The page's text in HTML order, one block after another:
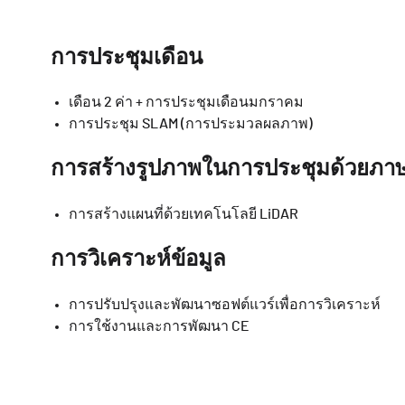
การประชุมเดือน
เดือน 2 ค่า + การประชุมเดือนมกราคม
การประชุม SLAM (การประมวลผลภาพ)
การสร้างรูปภาพในการประชุมด้วยภา
การสร้างแผนที่ด้วยเทคโนโลยี LiDAR
การวิเคราะห์ข้อมูล
การปรับปรุงและพัฒนาซอฟต์แวร์เพื่อการวิเคราะห์
การใช้งานและการพัฒนา CE